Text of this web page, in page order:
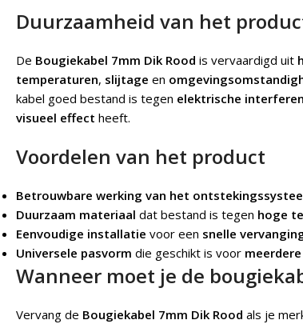
Duurzaamheid van het
De Bougiekabel 7mm Dik Rood is vervaardigd uit
temperaturen, slijtage en
kabel goed bestand is tegen elektrische
visueel effect heeft.
Voordelen van het product
Betrouwbare werking van het
Duurzaam materiaal dat bestand is tegen hoge
Eenvoudige installatie voor een snelle
Universele pasvorm die geschikt is voor
Wanneer moet je de
Vervang de Bougiekabel 7mm Dik Rood als je